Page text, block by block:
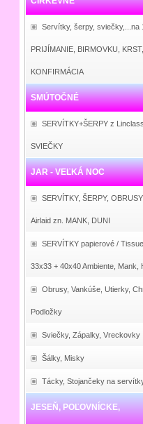
Servítky, šerpy, sviečky,...na
PRIJÍMANIE, BIRMOVKU, KRST,
KONFIRMÁCIA
SMÚTOČNÉ
SERVÍTKY+ŠERPY z Linclass,
SVIEČKY
JAR - VEĽKÁ NOC
SERVÍTKY, ŠERPY,
Airlaid zn. MANK, DUNI
SERVÍTKY papierové /
33x33 + 40x40 Ambiente, Mank,
Obrusy, Vankúše, Utierky,
Podložky
Sviečky, Zápalky, Vreckovky
Šálky, Misky
Tácky, Stojančeky na
JESEŇ, POĽOVNÍCKE,